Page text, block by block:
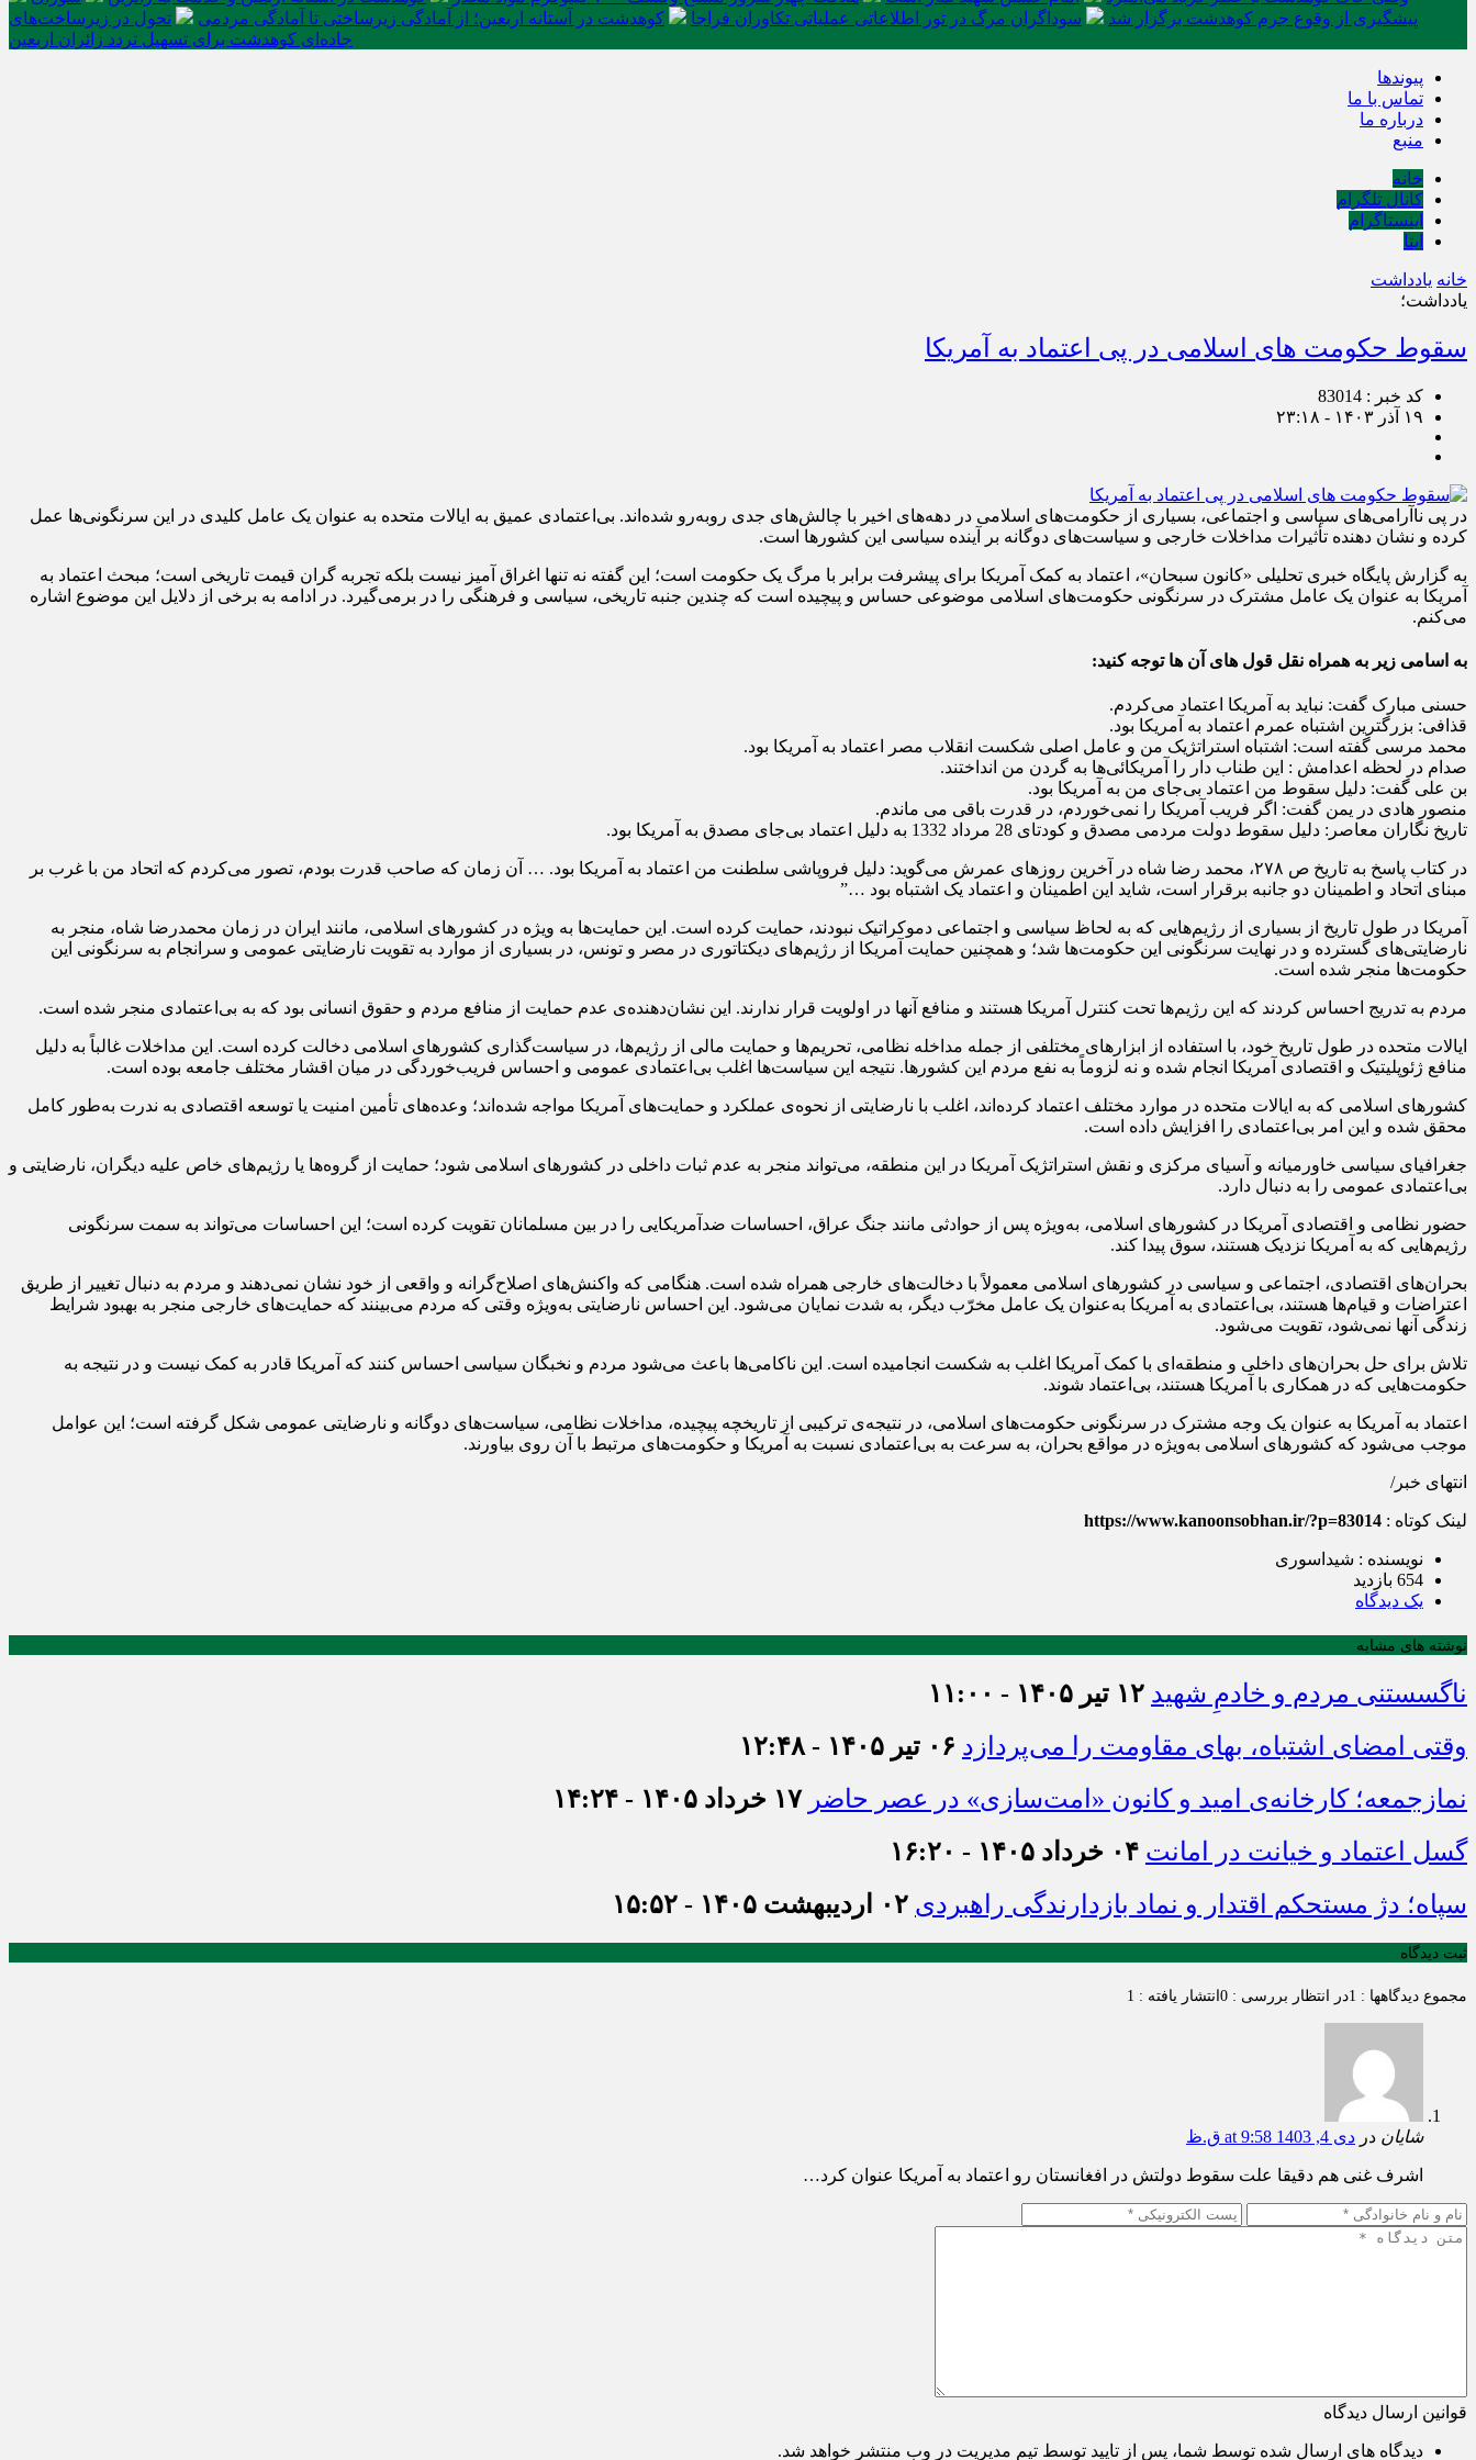
پیشگیری از وقوع جرم کوهدشت برگزار شد
سوداگران مرگ در تور اطلاعاتی عملیاتی تکاوران فراجا کوهدشت در آستانه اربعین؛ از آمادگی زیرساختی تا آمادگی مردمی
تحول در زیرساخت‌های
جاده‌ای کوهدشت برای تسهیل تردد زائران اربعین
پیوندها
تماس با ما
درباره ما
منبع
خانه
کانال تلگرام
اینستاگرام
ایتا
خانه یادداشت
یادداشت؛
سقوط حکومت های اسلامی در پی اعتماد به آمریکا
کد خبر : 83014
۱۹ آذر ۱۴۰۳ - ۲۳:۱۸
در پی ناآرامی‌های سیاسی و اجتماعی، بسیاری از حکومت‌های اسلامی در دهه‌های اخیر با چالش‌های جدی روبه‌رو شده‌اند. بی‌اعتمادی عمیق به ایالات متحده به عنوان یک عامل کلیدی در این سرنگونی‌ها عمل
کرده و نشان دهنده تأثیرات مداخلات خارجی و سیاست‌های دوگانه بر آینده سیاسی این کشورها است.
به گزارش پایگاه خبری تحلیلی «کانون سبحان»، اعتماد به کمک آمریکا برای پیشرفت برابر با مرگ یک حکومت است؛ این گفته نه تنها اغراق آمیز نیست بلکه تجربه گران قیمت تاریخی است؛ مبحث اعتماد به
آمریکا به عنوان یک عامل مشترک در سرنگونی حکومت‌های اسلامی موضوعی حساس و پیچیده است که چندین جنبه تاریخی، سیاسی و فرهنگی را در برمی‌گیرد. در ادامه به برخی از دلایل این موضوع اشاره
می‌کنم.
به اسامی زیر به همراه نقل قول های آن ها توجه کنید:
حسنی مبارک گفت: نباید به آمریکا اعتماد می‌کردم.
قذافی: بزرگترین اشتباه عمرم اعتماد به آمریکا بود.
محمد مرسی گفته است: اشتباه استراتژیک من و عامل اصلی شکست انقلاب مصر اعتماد به آمریکا بود.
صدام در لحظه اعدامش : این طناب دار را آمریکائی‌ها به گردن من انداختند.
بن علی گفت: دلیل سقوط من اعتماد بی‌جای من به آمریکا بود.
منصور هادی در یمن گفت: اگر فریب آمریکا را نمی‌خوردم، در قدرت باقی می ماندم.
تاریخ نگاران معاصر: دلیل سقوط دولت مردمی مصدق و کودتای 28 مرداد 1332 به دلیل اعتماد بی‌جای مصدق به آمریکا بود.
در کتاب پاسخ به تاریخ ص ۲۷۸، محمد رضا شاه در آخرین روزهای عمرش می‌گوید: دلیل فروپاشی سلطنت من اعتماد به آمریکا بود. … آن زمان که صاحب قدرت بودم، تصور می‌کردم که اتحاد من با غرب بر
مبنای اتحاد و اطمینان دو جانبه برقرار است، شاید این اطمینان و اعتماد یک اشتباه بود …”
آمریکا در طول تاریخ از بسیاری از رژیم‌هایی که به لحاظ سیاسی و اجتماعی دموکراتیک نبودند، حمایت کرده است. این حمایت‌ها به ویژه در کشورهای اسلامی، مانند ایران در زمان محمدرضا شاه، منجر به
نارضایتی‌های گسترده و در نهایت سرنگونی این حکومت‌ها شد؛ و همچنین حمایت آمریکا از رژیم‌های دیکتاتوری در مصر و تونس، در بسیاری از موارد به تقویت نارضایتی عمومی و سرانجام به سرنگونی این
حکومت‌ها منجر شده است.
مردم به تدریج احساس کردند که این رژیم‌ها تحت کنترل آمریکا هستند و منافع آنها در اولویت قرار ندارند. این نشان‌دهنده‌ی عدم حمایت از منافع مردم و حقوق انسانی بود که به بی‌اعتمادی منجر شده است.
ایالات متحده در طول تاریخ خود، با استفاده از ابزارهای مختلفی از جمله مداخله نظامی، تحریم‌ها و حمایت مالی از رژیم‌ها، در سیاست‌گذاری کشورهای اسلامی دخالت کرده است. این مداخلات غالباً به دلیل
منافع ژئوپلیتیک و اقتصادی آمریکا انجام شده و نه لزوماً به نفع مردم این کشورها. نتیجه این سیاست‌ها اغلب بی‌اعتمادی عمومی و احساس فریب‌خوردگی در میان اقشار مختلف جامعه بوده است.
کشورهای اسلامی که به ایالات متحده در موارد مختلف اعتماد کرده‌اند، اغلب با نارضایتی از نحوه‌ی عملکرد و حمایت‌های آمریکا مواجه شده‌اند؛ وعده‌های تأمین امنیت یا توسعه اقتصادی به ندرت به‌طور کامل
محقق شده و این امر بی‌اعتمادی را افزایش داده است.
جغرافیای سیاسی خاورمیانه و آسیای مرکزی و نقش استراتژیک آمریکا در این منطقه، می‌تواند منجر به عدم ثبات داخلی در کشورهای اسلامی شود؛ حمایت از گروه‌ها یا رژیم‌های خاص علیه دیگران، نارضایتی و
بی‌اعتمادی عمومی را به دنبال دارد.
حضور نظامی و اقتصادی آمریکا در کشورهای اسلامی، به‌ویژه پس از حوادثی مانند جنگ عراق، احساسات ضدآمریکایی را در بین مسلمانان تقویت کرده است؛ این احساسات می‌تواند به سمت سرنگونی
رژیم‌هایی که به آمریکا نزدیک هستند، سوق پیدا کند.
بحران‌های اقتصادی، اجتماعی و سیاسی در کشورهای اسلامی معمولاً با دخالت‌های خارجی همراه شده است. هنگامی که واکنش‌های اصلاح‌گرانه و واقعی از خود نشان نمی‌دهند و مردم به دنبال تغییر از طریق
اعتراضات و قیام‌ها هستند، بی‌اعتمادی به آمریکا به‌عنوان یک عامل مخرّب دیگر، به شدت نمایان می‌شود. این احساس نارضایتی به‌ویژه وقتی که مردم می‌بینند که حمایت‌های خارجی منجر به بهبود شرایط
زندگی آنها نمی‌شود، تقویت می‌شود.
تلاش برای حل بحران‌های داخلی و منطقه‌ای با کمک آمریکا اغلب به شکست انجامیده است. این ناکامی‌ها باعث می‌شود مردم و نخبگان سیاسی احساس کنند که آمریکا قادر به کمک نیست و در نتیجه به
حکومت‌هایی که در همکاری با آمریکا هستند، بی‌اعتماد شوند.
اعتماد به آمریکا به عنوان یک وجه مشترک در سرنگونی حکومت‌های اسلامی، در نتیجه‌ی ترکیبی از تاریخچه پیچیده، مداخلات نظامی، سیاست‌های دوگانه و نارضایتی عمومی شکل گرفته است؛ این عوامل
موجب می‌شود که کشورهای اسلامی به‌ویژه در مواقع بحران، به سرعت به بی‌اعتمادی نسبت به آمریکا و حکومت‌های مرتبط با آن روی بیاورند.
انتهای خبر/
لینک کوتاه : https://www.kanoonsobhan.ir/?p=83014
نویسنده : شیداسوری
654 بازدید
يک دیدگاه
نوشته های مشابه
ناگسستنی مردم و خادمِ شهید ۱۲ تیر ۱۴۰۵ - ۱۱:۰۰
وقتی امضای اشتباه، بهای مقاومت را می‌پردازد ۰۶ تیر ۱۴۰۵ - ۱۲:۴۸
نمازجمعه؛ کارخانه‌ی امید و کانون «امت‌سازی» در عصر حاضر ۱۷ خرداد ۱۴۰۵ - ۱۴:۲۴
گسل اعتماد و خیانت در امانت ۰۴ خرداد ۱۴۰۵ - ۱۶:۲۰
سپاه؛ دژ مستحکم اقتدار و نماد بازدارندگی راهبردی ۰۲ اردیبهشت ۱۴۰۵ - ۱۵:۵۲
ثبت دیدگاه
مجموع دیدگاهها : 1 در انتظار بررسی : 0 انتشار یافته : 1
شایان در دی 4, 1403 at 9:58 ق.ظ
اشرف غنی هم دقیقا علت سقوط دولتش در افغانستان رو اعتماد به آمریکا عنوان کرد…
قوانین ارسال دیدگاه
دیدگاه های ارسال شده توسط شما، پس از تایید توسط تیم مدیریت در وب منتشر خواهد شد.